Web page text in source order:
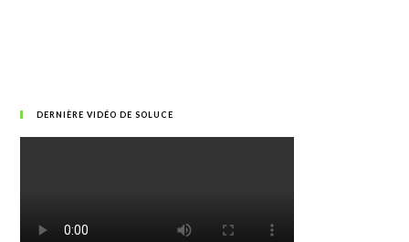
DERNIÈRE VIDÉO DE SOLUCE